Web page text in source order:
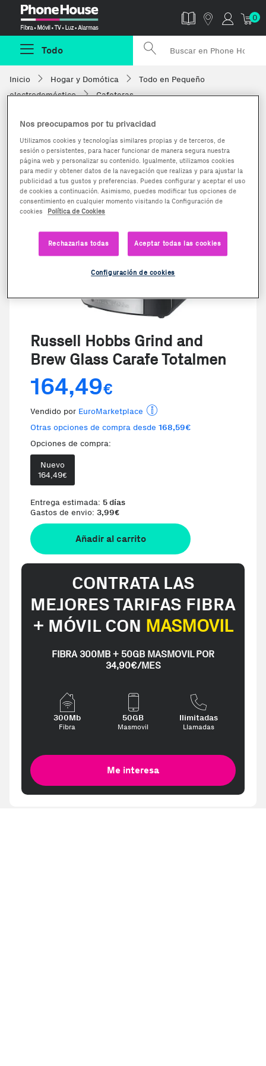
0
Todo
Inicio Hogar y Domótica
Todo en Pequeño
electrodoméstico
Cafeteras
Russell Hobbs Grind and
Brew Glass Carafe Totalmen
164,49€
Vendido por EuroMarketplace
Otras opciones de compra desde 168,59€
Opciones de compra:
Nuevo
164,49€
Entrega estimada: 5 días
Gastos de envio: 3,99€
Añadir al carrito
CONTRATA LAS
MEJORES TARIFAS FIBRA
+ MÓVIL CON MASMOVIL
FIBRA 300MB + 50GB MASMOVIL POR
34,90€/MES
300Mb
Fibra
50GB
Masmovil
Ilimitadas
Llamadas
Me interesa
Nos preocupamos por tu privacidad
Utilizamos cookies y tecnologías similares propias y de terceros, de
sesión o persistentes, para hacer funcionar de manera segura nuestra
página web y personalizar su contenido. Igualmente, utilizamos cookies
para medir y obtener datos de la navegación que realizas y para ajustar la
publicidad a tus gustos y preferencias. Puedes configurar y aceptar el uso
de cookies a continuación. Asimismo, puedes modificar tus opciones de
consentimiento en cualquier momento visitando la Configuración de
cookies
Política de Cookies
Rechazarlas todas Aceptar todas las cookies
Configuración de cookies